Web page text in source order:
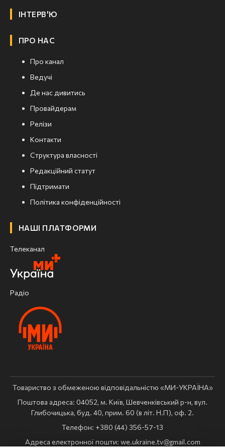
ІНТЕРВ'Ю
ПРО НАС
Про канал
Ведучі
Де нас дивитись
Провайдерам
Релізи
Контакти
Структура власності
Редакційний статут
Підтримати
Політика конфіденційності
НАШІ ПЛАТФОРМИ
Телеканал
Радіо
Товариство з обмеженою відповідальністю «МИ-УКРАЇНА»
Поштова адреса: 04052, м. Київ, Шевченківський р-н, вул.
Глибочицька, буд. 40, прим. 60 (в літ. Н.П), оф. 2.
Телефон: +380 (44) 356-57-13
Адреса електронної пошти: we.ukraine.tv@gmail.com